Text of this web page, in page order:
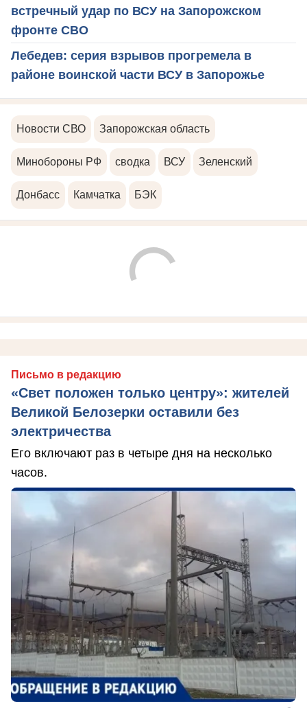
встречный удар по ВСУ на Запорожском
фронте СВО
Лебедев: серия взрывов прогремела в
районе воинской части ВСУ в Запорожье
Новости СВО Запорожская область
Минобороны РФ сводка ВСУ Зеленский
Донбасс Камчатка БЭК
Письмо в редакцию
«Свет положен только центру»: жителей
Великой Белозерки оставили без
электричества
Его включают раз в четыре дня на несколько
часов.